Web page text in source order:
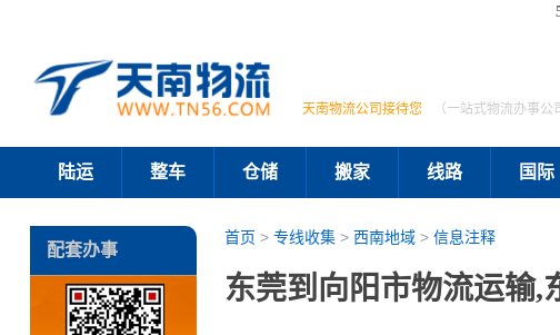
天南物流公司接待您 （一站式物流办事
陆运 整车 仓储 搬家 线路 国际
首页 > 专线收集> 西南地域> 信息注释
东莞到向阳市物流运输,
配套办事